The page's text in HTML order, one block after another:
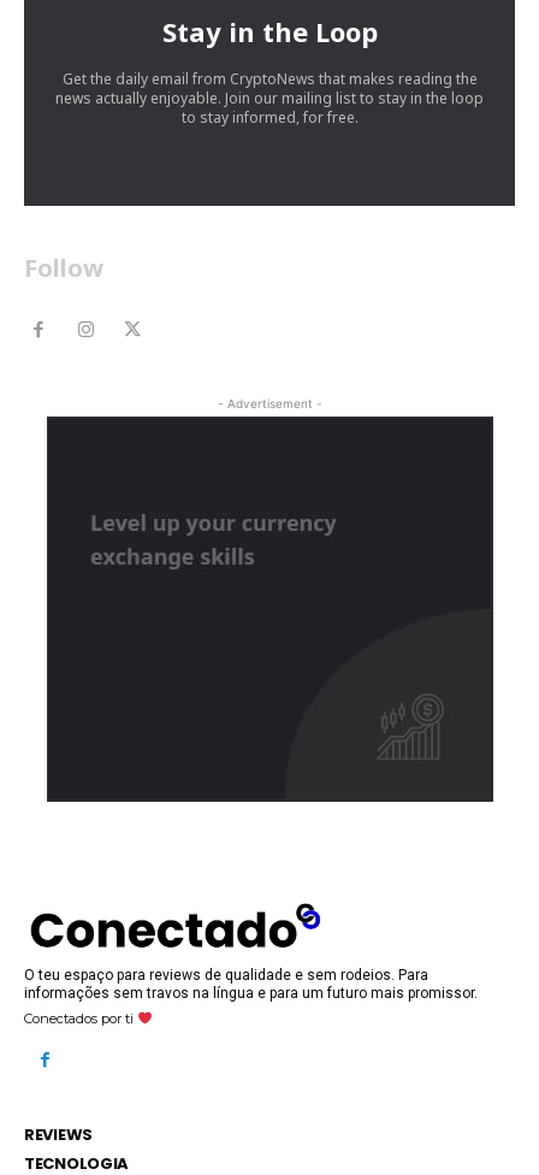
Stay in the Loop
Get the daily email from CryptoNews that makes reading the
news actually enjoyable. Join our mailing list to stay in the loop
to stay informed, for free.
Follow
- Advertisement -
O teu espaço para reviews de qualidade e sem rodeios. Para
informações sem travos na língua e para um futuro mais promissor.
Conectados por ti
REVIEWS
TECNOLOGIA